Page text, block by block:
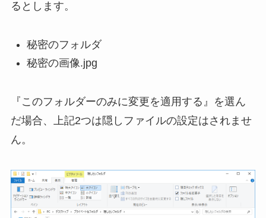
るとします。
秘密のフォルダ
秘密の画像.jpg
『このフォルダーのみに変更を適用する』を選ん
だ場合、上記2つは隠しファイルの設定はされませ
ん。